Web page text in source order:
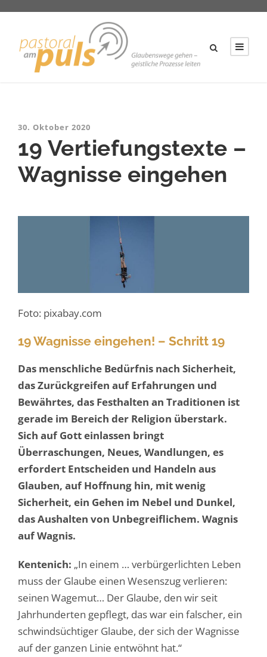
30. Oktober 2020
19 Vertiefungstexte –
Wagnisse eingehen
Foto: pixabay.com
19 Wagnisse eingehen! – Schritt 19
Das menschliche Bedürfnis nach Sicherheit,
das Zurückgreifen auf Erfahrungen und
Bewährtes, das Festhalten an Traditionen ist
gerade im Bereich der Religion überstark.
Sich auf Gott einlassen bringt
Überraschungen, Neues, Wandlungen, es
erfordert Entscheiden und Handeln aus
Glauben, auf Hoffnung hin, mit wenig
Sicherheit, ein Gehen im Nebel und Dunkel,
das Aushalten von Unbegreiflichem. Wagnis
auf Wagnis.
Kentenich: „In einem … verbürgerlichten Leben
muss der Glaube einen Wesenszug verlieren:
seinen Wagemut… Der Glaube, den wir seit
Jahrhunderten gepflegt, das war ein falscher, ein
schwindsüchtiger Glaube, der sich der Wagnisse
auf der ganzen Linie entwöhnt hat.“